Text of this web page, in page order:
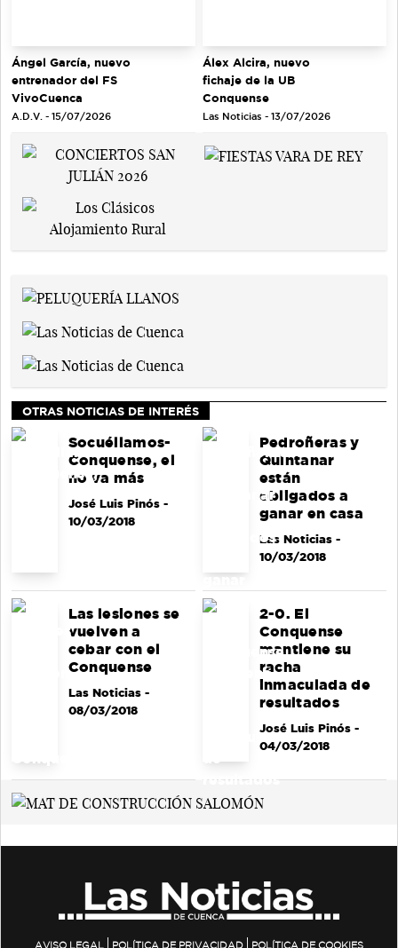
Ángel García, nuevo
entrenador del FS
VivoCuenca
A.D.V. - 15/07/2026
Álex Alcira, nuevo
fichaje de la UB
Conquense
Las Noticias - 13/07/2026
OTRAS NOTICIAS DE INTERÉS
Socuéllamos-
Conquense, el
no va más
José Luis Pinós-
10/03/2018
Pedroñeras y
Quintanar
están
obligados a
ganar en casa
Las Noticias-
10/03/2018
Las lesiones se
vuelven a
cebar con el
Conquense
Las Noticias-
08/03/2018
2-0. El
Conquense
mantiene su
racha
inmaculada de
resultados
José Luis Pinós-
04/03/2018
AVISO LEGAL POLÍTICA DE PRIVACIDAD POLÍTICA DE COOKIES